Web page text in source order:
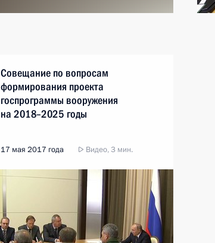
Совещание по вопросам
формирования проекта
госпрограммы вооружения
на 2018–2025 годы
17 мая 2017 года Видео, 3 мин.